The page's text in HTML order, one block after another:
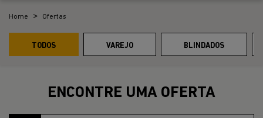
Home Ofertas
TODOS VAREJO BLINDADOS
ENCONTRE UMA OFERTA